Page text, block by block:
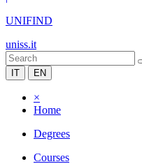
UNIFIND
uniss.it
IT EN
×
Home
Degrees
Courses